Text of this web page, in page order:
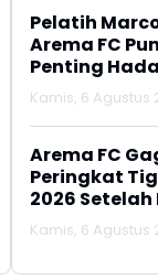
Pelatih
Arema FC
Penting
Kamis, 6 Agustus
Arema FC
Peringkat
2026
Persija
Kamis, 6 Agustus